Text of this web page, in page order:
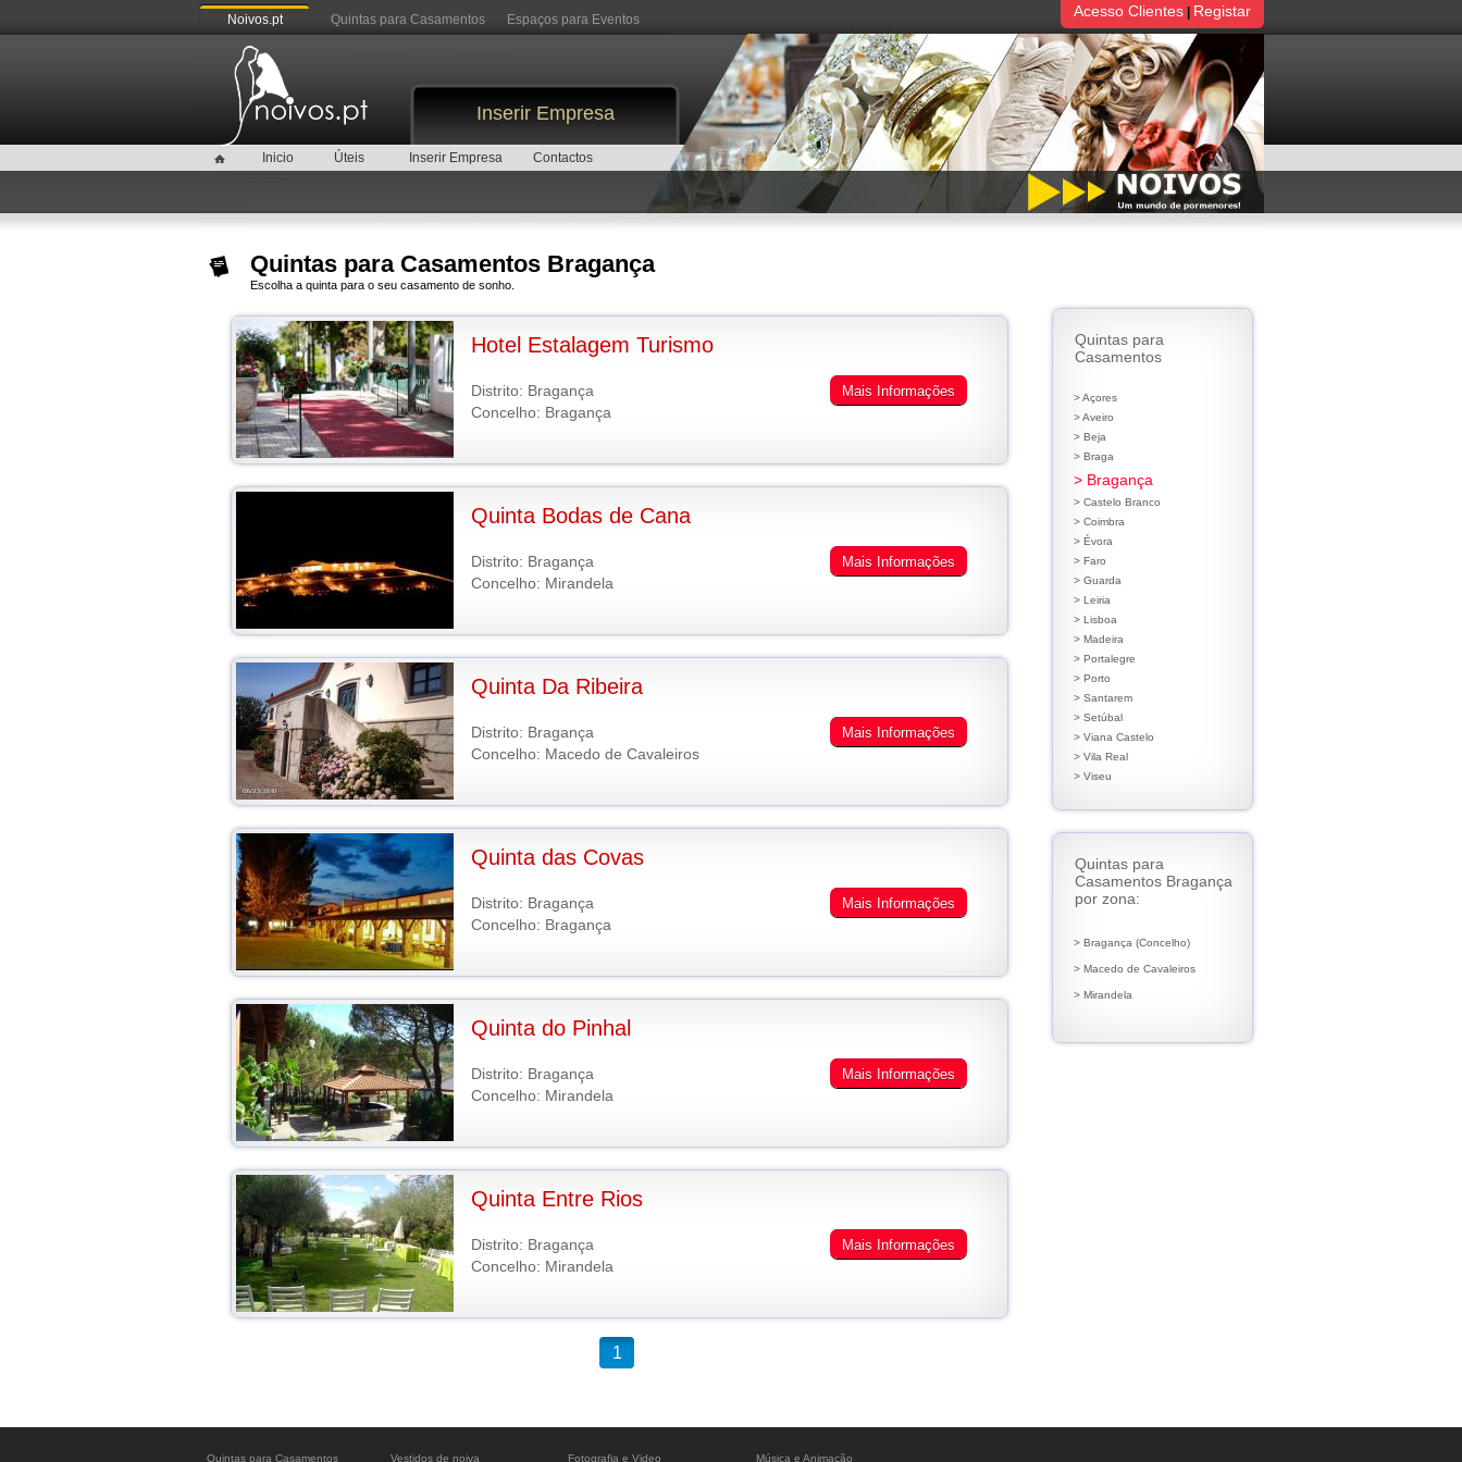
Inserir Empresa
Inicio Úteis Inserir Empresa Contactos
Noivos.pt Quintas para Casamentos Espaços para Eventos Acesso Clientes Registar
Quintas para
Casamentos
> Açores
> Aveiro
> Beja
> Braga
> Bragança
> Castelo Branco
> Coimbra
> Évora
> Faro
> Guarda
> Leiria
> Lisboa
> Madeira
> Portalegre
> Porto
> Santarem
> Setúbal
> Viana Castelo
> Vila Real
> Viseu
Quintas para
Casamentos Bragança
por zona:
> Bragança (Concelho)
> Macedo de Cavaleiros
> Mirandela
Quintas para Casamentos Bragança
Escolha a quinta para o seu casamento de sonho.
Hotel Estalagem Turismo
Distrito: Bragança
Concelho: Bragança
Mais Informações
Quinta Bodas de Cana
Distrito: Bragança
Concelho: Mirandela
Mais Informações
Quinta Da Ribeira
Distrito: Bragança
Concelho: Macedo de Cavaleiros
Mais Informações
Quinta das Covas
Distrito: Bragança
Concelho: Bragança
Mais Informações
Quinta do Pinhal
Distrito: Bragança
Concelho: Mirandela
Mais Informações
Quinta Entre Rios
Distrito: Bragança
Concelho: Mirandela
Mais Informações
1
Quintas para Casamentos Vestidos de noiva Fotografia e Video Música e Animação